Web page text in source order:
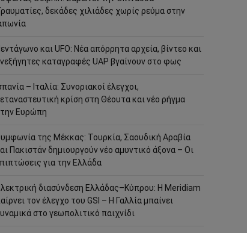
δεκάδες χιλιάδες χωρίς ρεύμα στην
και UFO: Νέα απόρρητα αρχεία, βίντεο και
καταγραφές UAP βγαίνουν στο φως
– Ιταλία: Συνοριακοί έλεγχοι,
κρίση στη Θέουτα και νέο ρήγμα
Ευρώπη
της Μέκκας: Τουρκία, Σαουδική Αραβία
Πακιστάν δημιουργούν νέο αμυντικό άξονα – Οι
για την Ελλάδα
διασύνδεση Ελλάδας–Κύπρου: Η Meridiam
τον έλεγχο του GSI – Η Γαλλία μπαίνει
στο γεωπολιτικό παιχνίδι